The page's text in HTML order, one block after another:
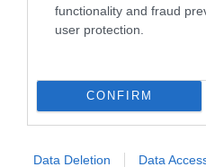
functionality and fraud
user protection.
CONFIRM
Data Deletion Data
FORINT
Erősödött a hét végén a forint a